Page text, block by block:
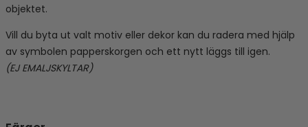
objektet.
Vill du byta ut valt motiv eller dekor kan du radera med hjälp
av symbolen papperskorgen och ett nytt läggs till igen.
(EJ EMALJSKYLTAR)